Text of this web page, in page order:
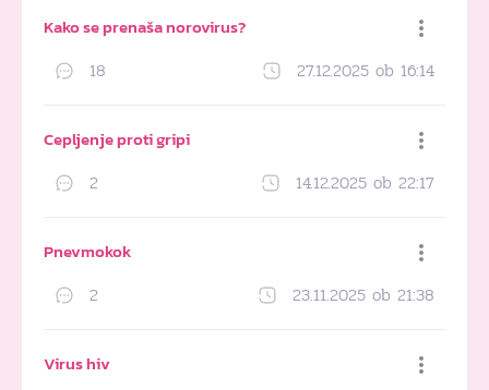
Kako se prenaša norovirus?
18 27.12.2025 ob 16:14
Cepljenje proti gripi
2 14.12.2025 ob 22:17
Pnevmokok
2 23.11.2025 ob 21:38
Virus hiv